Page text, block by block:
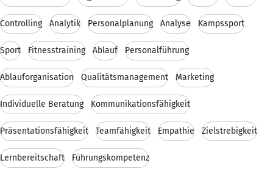
Controlling Analytik Personalplanung Analyse Kampssport
Sport Fitnesstraining Ablauf Personalführung
Ablauforganisation Qualitätsmanagement Marketing
Individuelle Beratung Kommunikationsfähigkeit
Präsentationsfähigkeit Teamfähigkeit Empathie Zielstrebigkeit
Lernbereitschaft Führungskompetenz